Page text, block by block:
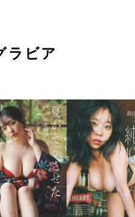
ラビア
溝端 葵『もう
つの、あおい
で。』